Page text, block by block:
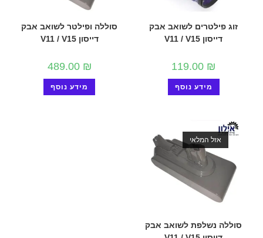
זוג פילטרים לשואב אבק
דייסון V11 / V15
119.00 ₪
מידע נוסף
סוללה ופילטר לשואב אבק
דייסון V11 / V15
489.00 ₪
מידע נוסף
אזל המלאי
סוללה נשלפת לשואב אבק